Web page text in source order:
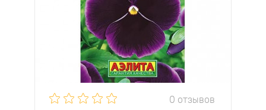
0 отзывов